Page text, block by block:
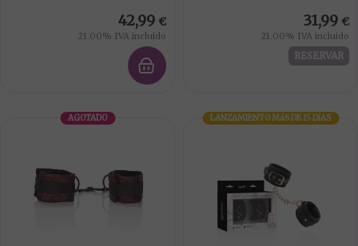
42,99 €
21.00% IVA incluido
31,99 €
21.00% IVA incluido
RESERVAR
AGOTADO LANZAMIENTOMáS DE 15 DíAS